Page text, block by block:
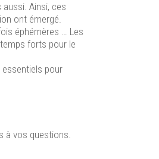
Ainsi, ces
ont émergé.
éphémères … Les
forts pour le
essentiels pour
à vos questions.